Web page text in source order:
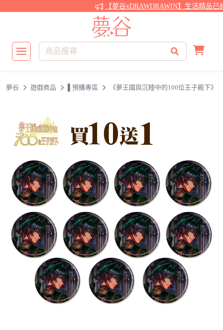
【夢谷xDRAWDRAWIN】生活精品已
夢谷 遊戲商品 ▌預購專區 《夢王國與沉睡中的100位王子殿下》